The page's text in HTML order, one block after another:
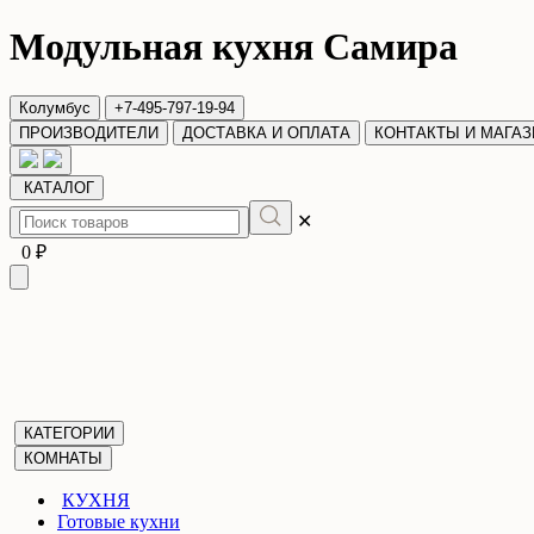
Модульная кухня Самира
Колумбус
+7-495-797-19-94
ПРОИЗВОДИТЕЛИ
ДОСТАВКА И ОПЛАТА КОНТАКТЫ И
КАТАЛОГ
✕
0 ₽
КАТЕГОРИИ
КОМНАТЫ
КУХНЯ
Готовые кухни